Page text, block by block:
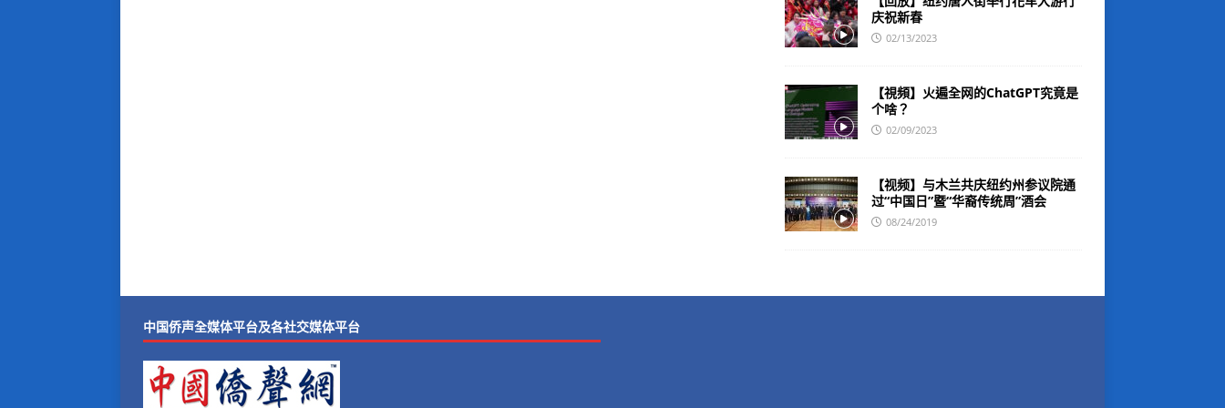
庆祝新春
02/13/2023
【視頻】火遍全网的ChatGPT究竟是
个啥？
02/09/2023
【视频】与木兰共庆纽约州参议院通
过“中国日”暨“华裔传统周”酒会
08/24/2019
中国侨声全媒体平台及各社交媒体平台